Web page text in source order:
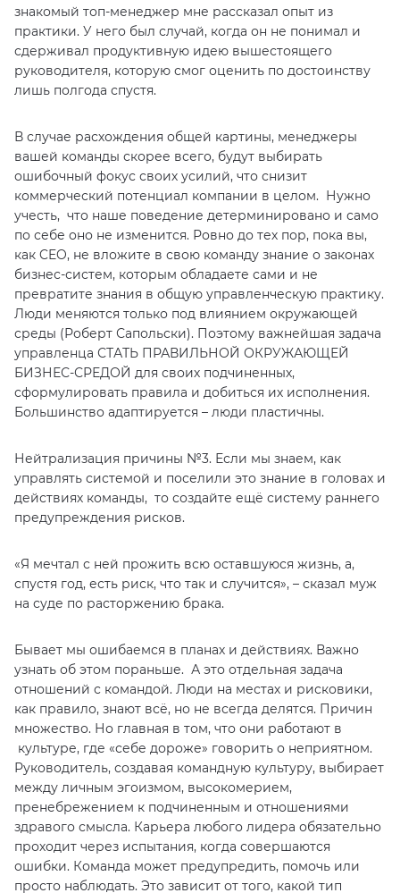
знакомый топ-менеджер мне рассказал опыт из
практики. У него был случай, когда он не понимал и
сдерживал продуктивную идею вышестоящего
руководителя, которую смог оценить по достоинству
лишь полгода спустя.
В случае расхождения общей картины, менеджеры
вашей команды скорее всего, будут выбирать
ошибочный фокус своих усилий, что снизит
коммерческий потенциал компании в целом. Нужно
учесть, что наше поведение детерминировано и само
по себе оно не изменится. Ровно до тех пор, пока вы,
как CEO, не вложите в свою команду знание о законах
бизнес-систем, которым обладаете сами и не
превратите знания в общую управленческую практику.
Люди меняются только под влиянием окружающей
среды (Роберт Сапольски). Поэтому важнейшая задача
управленца СТАТЬ ПРАВИЛЬНОЙ ОКРУЖАЮЩЕЙ
БИЗНЕС-СРЕДОЙ для своих подчиненных,
сформулировать правила и добиться их исполнения.
Большинство адаптируется – люди пластичны.
Нейтрализация причины №3. Если мы знаем, как
управлять системой и поселили это знание в головах и
действиях команды, то создайте ещё систему раннего
предупреждения рисков.
«Я мечтал с ней прожить всю оставшуюся жизнь, а,
спустя год, есть риск, что так и случится», – сказал муж
на суде по расторжению брака.
Бывает мы ошибаемся в планах и действиях. Важно
узнать об этом пораньше. А это отдельная задача
отношений с командой. Люди на местах и рисковики,
как правило, знают всё, но не всегда делятся. Причин
множество. Но главная в том, что они работают в
культуре, где «себе дороже» говорить о неприятном.
Руководитель, создавая командную культуру, выбирает
между личным эгоизмом, высокомерием,
пренебрежением к подчиненным и отношениями
здравого смысла. Карьера любого лидера обязательно
проходит через испытания, когда совершаются
ошибки. Команда может предупредить, помочь или
просто наблюдать. Это зависит от того, какой тип